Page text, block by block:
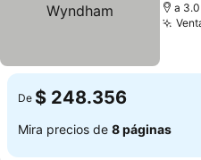
a
De $ 248.356
Mira precios de 8 páginas